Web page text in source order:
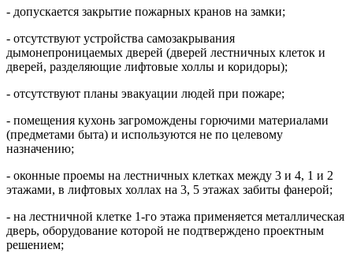
- допускается закрытие пожарных кранов на замки;
- отсутствуют устройства самозакрывания
дымонепроницаемых дверей (дверей лестничных клеток и
дверей, разделяющие лифтовые холлы и коридоры);
- отсутствуют планы эвакуации людей при пожаре;
- помещения кухонь загромождены горючими материалами
(предметами быта) и используются не по целевому
назначению;
- оконные проемы на лестничных клетках между 3 и 4, 1 и 2
этажами, в лифтовых холлах на 3, 5 этажах забиты фанерой;
- на лестничной клетке 1-го этажа применяется металлическая
дверь, оборудование которой не подтверждено проектным
решением;